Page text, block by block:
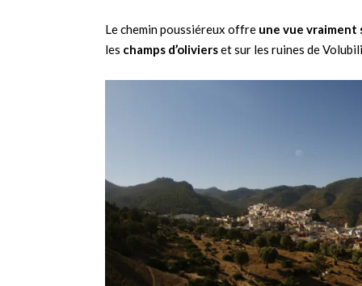
Le chemin poussiéreux offre une vue vraiment
les champs d’olivierset sur les ruines de